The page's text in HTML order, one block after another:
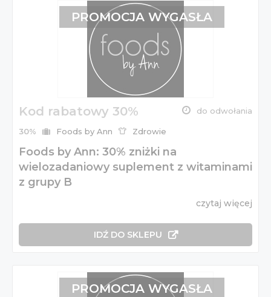
Kod rabatowy 30% do odwołania
30% Foods by Ann Zdrowie
Foods by Ann: 30% zniżki na
wielozadaniowy suplement z witaminami
z grupy B
czytaj więcej
IDŹ DO SKLEPU
PROMOCJA WYGASŁA
PROMOCJA WYGASŁA